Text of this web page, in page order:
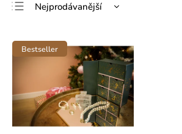
Nejprodávanější
Nejdražší
Abecedně
Bestseller